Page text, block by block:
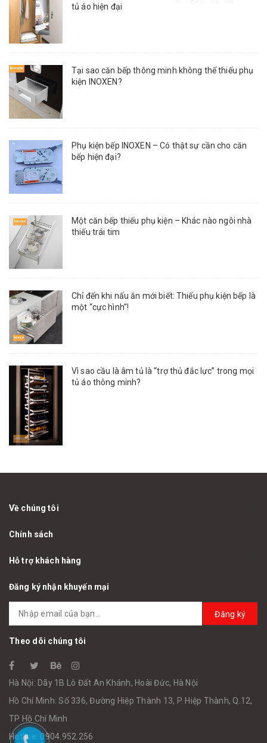
tủ áo hiện đại
Tại sao căn bếp thông minh không thể thiếu phụ
kiện INOXEN?
Phụ kiện bếp INOXEN – Có thật sự cần cho căn
bếp hiện đại?
Một căn bếp thiếu phụ kiện – Khác nào ngôi nhà
thiếu trái tim
Chỉ đến khi nấu ăn mới biết: Thiếu phụ kiện bếp là
một “cực hình”!
Vì sao cầu là âm tủ là “trợ thủ đắc lực” trong mọi
tủ áo thông minh?
Về chúng tôi
Chính sách
Hỗ trợ khách hàng
Đăng ký nhận khuyến mại
Đăng ký
Theo dõi chúng tôi
Hà Nội: Dãy 1B Lô Đất An Khánh, Hoài Đức, Hà Nội
Hồ Chí Minh: Số 336, Đường Hiệp Thành 13, P. Hiệp Thành, Q.12,
TP Hồ Chí Minh
Hotline: 0904.952.256